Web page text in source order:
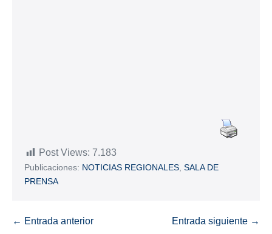
Post Views: 7.183
Publicaciones: NOTICIAS REGIONALES SALA DE
PRENSA
← Entrada anterior Entrada siguiente →